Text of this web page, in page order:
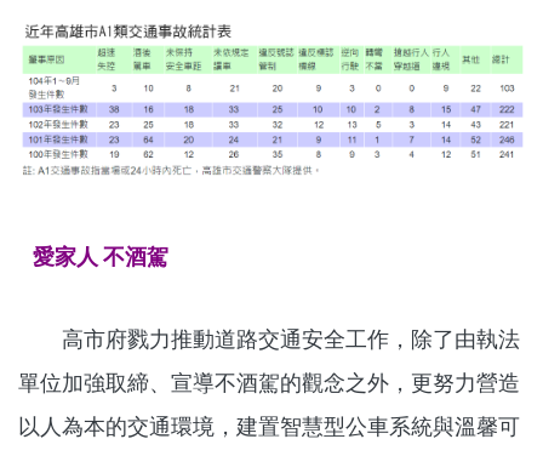
愛家人 不酒駕
高市府戮力推動道路交通安全工作，除了由執法
單位加強取締、宣導不酒駕的觀念之外，更努力營造
以人為本的交通環境，建置智慧型公車系統與溫馨可